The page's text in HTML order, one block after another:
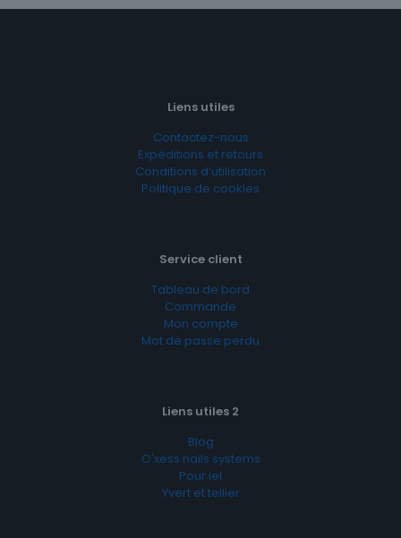
Liens utiles
Contactez-nous
Expéditions et retours
Conditions d’utilisation
Politique de cookies
Service client
Tableau de bord
Commande
Mon compte
Mot de passe perdu
Liens utiles 2
Blog
O'xess nails systems
Pour iel
Yvert et tellier